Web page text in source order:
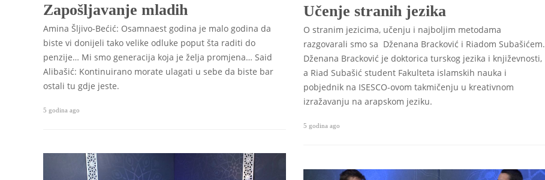
Zapošljavanje mladih
Amina Šljivo-Bećić: Osamnaest godina je malo godina da
biste vi donijeli tako velike odluke poput šta raditi do
penzije… Mi smo generacija koja je želja promjena… Said
Alibašić: Kontinuirano morate ulagati u sebe da biste bar
ostali tu gdje jeste.
5 godina ago
Učenje stranih jezika
O stranim jezicima, učenju i najboljim metodama
razgovarali smo sa Dženana Bracković i Riadom Subašićem.
Dženana Bracković je doktorica turskog jezika i književnosti,
a Riad Subašić student Fakulteta islamskih nauka i
pobjednik na ISESCO-ovom takmičenju u kreativnom
izražavanju na arapskom jeziku.
5 godina ago